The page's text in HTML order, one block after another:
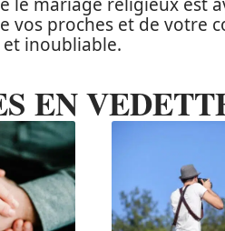
le mariage religieux
vos proches et de votre
inoubliable.
EN